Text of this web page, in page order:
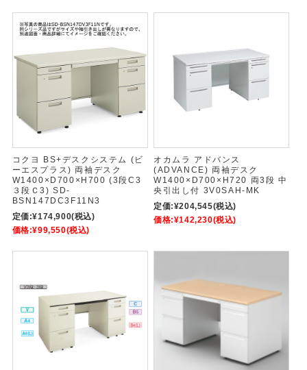
コクヨ BS+デスクシステム (ビ
ーエスプラス) 両袖デスク
W1400×D700×H700 (3段C3
３段Ｃ3) SD-
BSN147DC3F11N3
定価:¥174,900(税込)
価格:¥99,550(税込)
オカムラ アドバンス
(ADVANCE) 両袖デスク
W1400×D700×H720 両3段 中
央引出し付 3V0SAH-MK
定価:¥204,545(税込)
価格:¥142,230(税込)